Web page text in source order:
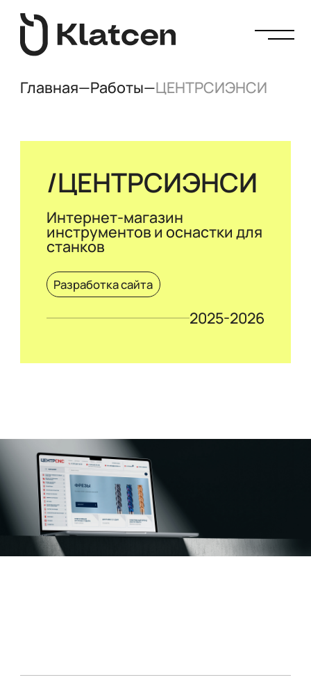
Главная—Работы—ЦЕНТРСИЭНСИ
ЦЕНТРСИЭНСИ
Интернет-магазин
инструментов и оснастки для
станков
Разработка сайта
2025-2026